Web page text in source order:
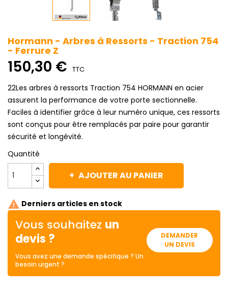
Hormann - Arbres à Ressorts - Traction 754
- Ferrure Z
150,30 € TTC
22Les arbres à ressorts Traction 754 HORMANN en acier
assurent la performance de votre porte sectionnelle.
Faciles à identifier grâce à leur numéro unique, ces ressorts
sont conçus pour être remplacés par paire pour garantir
sécurité et longévité.
Quantité
AJOUTER AU PANIER
 Derniers articles en stock
Vous souhaitez un
devis ?
Vous avez une demande spécifique ? Un
besoin urgent ?
DEMANDER
UN DEVIS